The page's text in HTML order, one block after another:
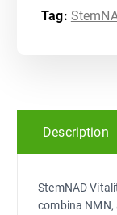
Tag:
Description
StemNAD
combina